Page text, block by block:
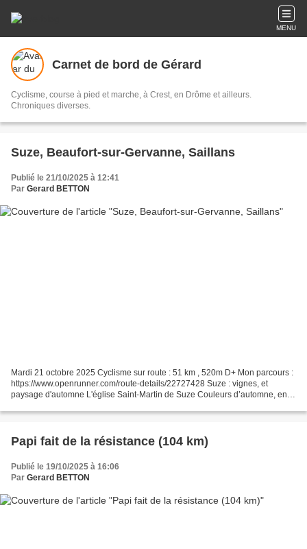
MENU
Carnet de bord de Gérard
Cyclisme, course à pied et marche, à Crest, en Drôme et ailleurs.
Chroniques diverses.
Suze, Beaufort-sur-Gervanne, Saillans
Publié le 21/10/2025 à 12:41
Par Gerard BETTON
Mardi 21 octobre 2025 Cyclisme sur route : 51 km , 520m D+ Mon parcours :
https://www.openrunner.com/route-details/22727428 Suze : vignes, et
paysage d'automne L'église Saint-Martin de Suze Couleurs d’automne, en
Papi fait de la résistance (104 km)
Publié le 19/10/2025 à 16:06
Par Gerard BETTON